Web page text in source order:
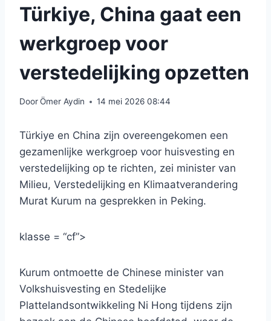
Türkiye, China gaat een
werkgroep voor
verstedelijking opzetten
DoorÖmer Aydin 14 mei 2026 08:44
Türkiye en China zijn overeengekomen een
gezamenlijke werkgroep voor huisvesting en
verstedelijking op te richten, zei minister van
Milieu, Verstedelijking en Klimaatverandering
Murat Kurum na gesprekken in Peking.
klasse = “cf”>
Kurum ontmoette de Chinese minister van
Volkshuisvesting en Stedelijke
Plattelandsontwikkeling Ni Hong tijdens zijn